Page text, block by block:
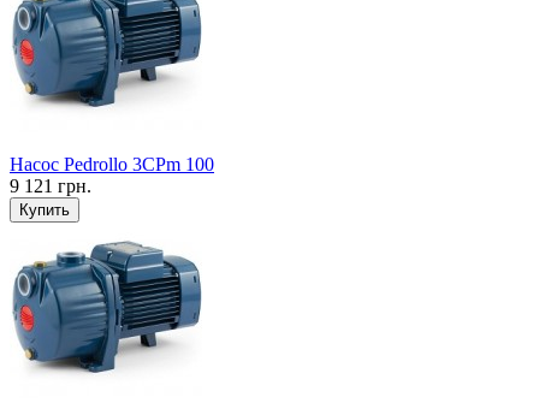
Насос Pedrollo 3CPm 100
9 121 грн.
Купить